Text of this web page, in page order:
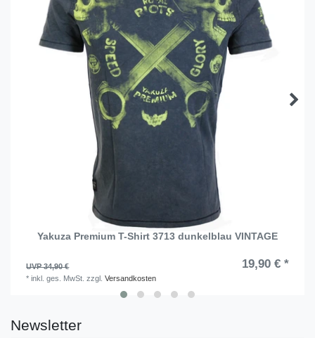
Yakuza Premium T-Shirt 3713 dunkelblau VINTAGE
UVP 34,90 € 19,90 € *
*inkl. ges. MwSt. zzgl.Versandkosten
Newsletter